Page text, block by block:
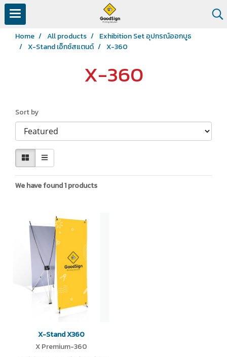
Home All products
Exhibition Set อุปกรณ์ออกบูธ
X-Stand เอ็กซ์สแตนด์
X-360
X-360
Sort by
We have found 1 products
X-Stand X360
X Premium-360